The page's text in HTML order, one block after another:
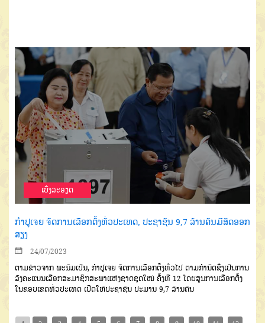
ເບີ່ງລະອຽດ
ກຳປູເຈຍ ຈັດການເລືອກຕັ້ງທົ່ວປະເທດ, ປະຊາຊົນ 9,7 ລ້ານ​ຄົນມີ​ສິດອອກ
ສຽງ
24/07/2023
ຕາມ​ຂ່າວ​ຈາກ​ ພະນົມ​ເປັນ, ກຳປູ​ເຈຍ ຈັດການ​ເລືອກ​ຕັ້ງທົ່ວ​ໄປ ຕາມ​ກຳນົດ​ຊຶ່ງ​ເປັນ​ການ​
ລົງ​ຄະ​ແນນ​ເລືອກ​ສະມາຊິກສະພາແຫ່ງ​ຊາດຊຸດ​​ໃໝ່ ຄັ້ງທີ 12 ​ໂດຍ​ສູນ​ການ​ເລືອກ​ຕັ້ງ​
ໃນ​ຂອບ​ເຂດທົ່ວ​ປະ​ເທດ ເປີດ​ໃຫ້​ປະຊາຊົນ ປະມານ 9,7 ລ້ານ​ຄົນ